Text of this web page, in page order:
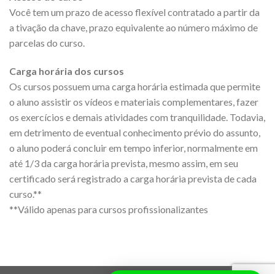
Você tem um prazo de acesso flexível contratado a partir da
a tivação da chave, prazo equivalente ao número máximo de
parcelas do curso.
Carga horária dos cursos
Os cursos possuem uma carga horária estimada que permite
o aluno assistir os vídeos e materiais complementares, fazer
os exercícios e demais atividades com tranquilidade. Todavia,
em detrimento de eventual conhecimento prévio do assunto,
o aluno poderá concluir em tempo inferior, normalmente em
até 1/3 da carga horária prevista, mesmo assim, em seu
certificado será registrado a carga horária prevista de cada
curso.**
**Válido apenas para cursos profissionalizantes